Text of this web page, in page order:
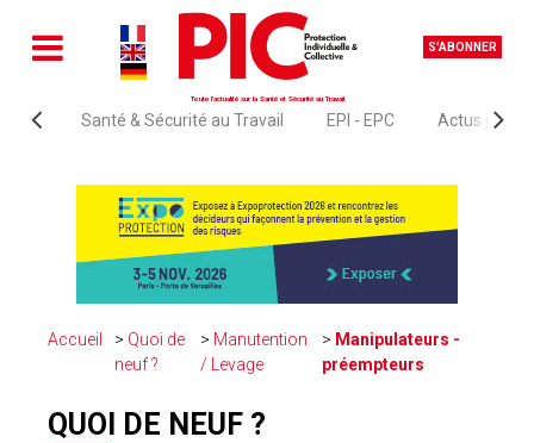
S'ABONNER
Toute l'actualité sur la Santé et Sécurité au Travail
Santé & Sécurité au Travail EPI - EPC Actus
Accueil
Quoi de
neuf ?
Manutention
/ Levage
Manipulateurs -
préempteurs
QUOI DE NEUF ?